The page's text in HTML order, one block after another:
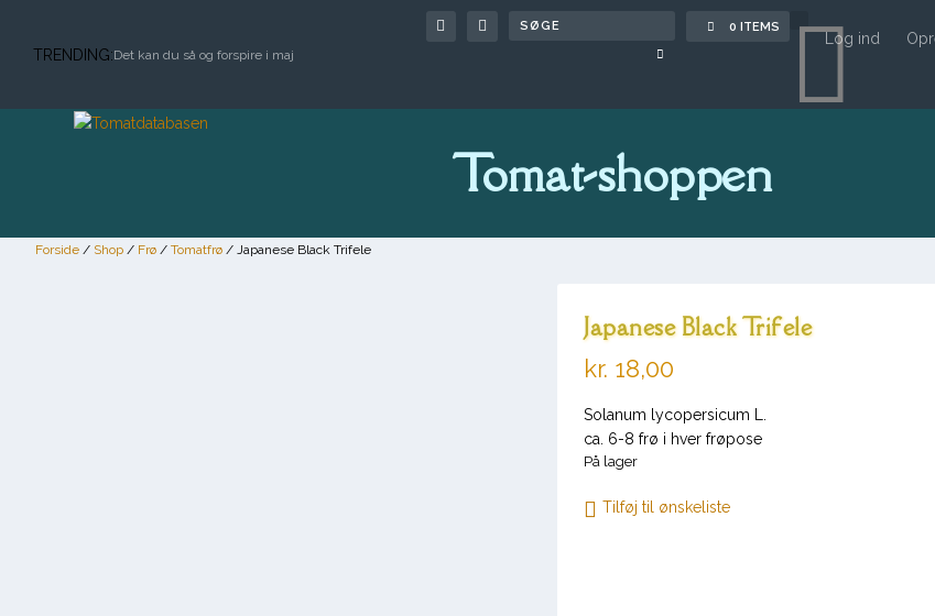
TRENDING:Det kan du så og forspire i maj
0 ITEMS Log ind
Tomat-shoppen
Forside / Shop / Frø / Tomatfrø / Japanese Black Trifele
Japanese Black Trifele
kr. 18,00
Solanum lycopersicum L.
ca. 6-8 frø i hver frøpose
På lager
Tilføj til ønskeliste